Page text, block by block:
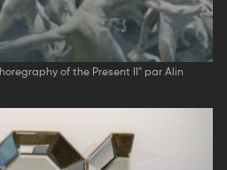
of the Present II" par Alin